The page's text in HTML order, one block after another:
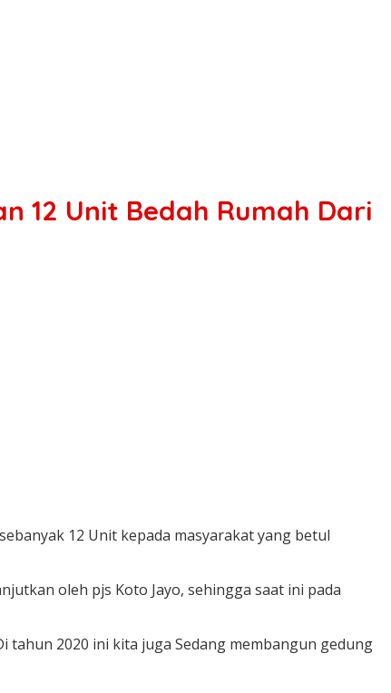
12 Unit Bedah Rumah Dari
12 Unit kepada masyarakat yang betul
oleh pjs Koto Jayo, sehingga saat ini pada
tahun 2020 ini kita juga Sedang membangun gedung